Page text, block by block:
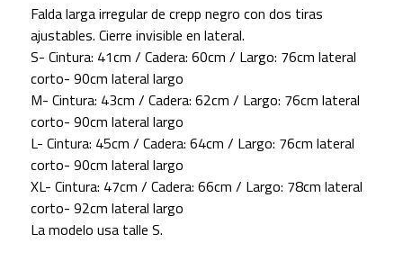
Falda larga irregular de crepp negro con dos tiras
ajustables. Cierre invisible en lateral.
S- Cintura: 41cm / Cadera: 60cm / Largo: 76cm lateral
corto- 90cm lateral largo
M- Cintura: 43cm / Cadera: 62cm / Largo: 76cm lateral
corto- 90cm lateral largo
L- Cintura: 45cm / Cadera: 64cm / Largo: 76cm lateral
corto- 90cm lateral largo
XL- Cintura: 47cm / Cadera: 66cm / Largo: 78cm lateral
corto- 92cm lateral largo
La modelo usa talle S.